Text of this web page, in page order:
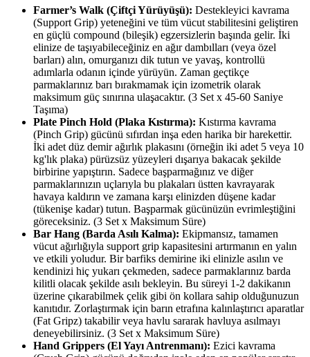
Farmer’s Walk (Çiftçi Yürüyüşü): Destekleyici kavrama
(Support Grip) yeteneğini ve tüm vücut stabilitesini geliştiren
en güçlü compound (bileşik) egzersizlerin başında gelir. İki
elinize de taşıyabileceğiniz en ağır dambılları (veya özel
barları) alın, omurganızı dik tutun ve yavaş, kontrollü
adımlarla odanın içinde yürüyün. Zaman geçtikçe
parmaklarınız barı bırakmamak için izometrik olarak
maksimum güç sınırına ulaşacaktır. (3 Set x 45-60 Saniye
Taşıma)
Plate Pinch Hold (Plaka Kıstırma): Kıstırma kavrama
(Pinch Grip) gücünü sıfırdan inşa eden harika bir harekettir.
İki adet düz demir ağırlık plakasını (örneğin iki adet 5 veya 10
kg'lık plaka) pürüzsüz yüzeyleri dışarıya bakacak şekilde
birbirine yapıştırın. Sadece başparmağınız ve diğer
parmaklarınızın uçlarıyla bu plakaları üstten kavrayarak
havaya kaldırın ve zamana karşı elinizden düşene kadar
(tükenişe kadar) tutun. Başparmak gücünüzün evrimleştiğini
göreceksiniz. (3 Set x Maksimum Süre)
Bar Hang (Barda Asılı Kalma): Ekipmansız, tamamen
vücut ağırlığıyla support grip kapasitesini artırmanın en yalın
ve etkili yoludur. Bir barfiks demirine iki elinizle asılın ve
kendinizi hiç yukarı çekmeden, sadece parmaklarınız barda
kilitli olacak şekilde asılı bekleyin. Bu süreyi 1-2 dakikanın
üzerine çıkarabilmek çelik gibi ön kollara sahip olduğunuzun
kanıtıdır. Zorlaştırmak için barın etrafına kalınlaştırıcı aparatlar
(Fat Gripz) takabilir veya havlu sararak havluya asılmayı
deneyebilirsiniz. (3 Set x Maksimum Süre)
Hand Grippers (El Yayı Antrenmanı): Ezici kavrama